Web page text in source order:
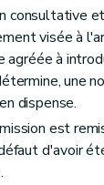
consultative
visée à
agréée à
une
dispense.
est
d'avoir